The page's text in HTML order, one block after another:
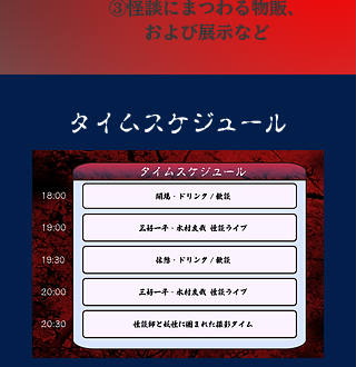
③怪談にまつわる物販、
​および展示など
​タイムスケジュール